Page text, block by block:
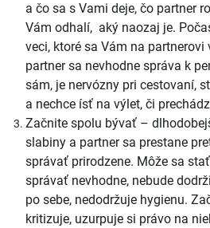
a čo sa s Vami deje, čo partner
Vám odhalí, aký naozaj je.
veci, ktoré sa Vám na
partner sa nevhodne správa k
sám, je nervózny pri cestovaní,
a nechce ísť na výlet, či
Začnite spolu bývať –
slabiny a partner sa prestane
správať prirodzene. Môže sa
správať nevhodne, nebude
po sebe, nedodržuje hygienu.
kritizuje, uzurpuje si právo na